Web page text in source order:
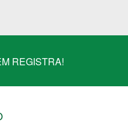
REGISTRA!